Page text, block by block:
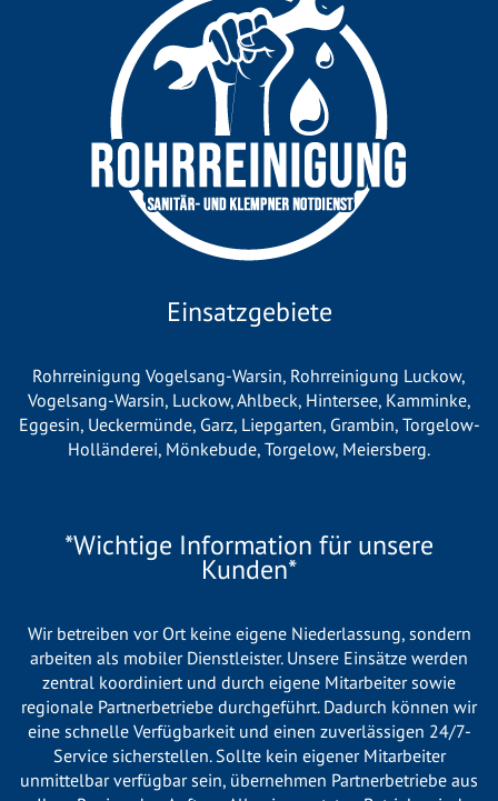
Einsatzgebiete
Rohrreinigung Vogelsang-Warsin, Rohrreinigung Luckow,
Vogelsang-Warsin, Luckow,Ahlbeck, Hintersee, Kamminke,
Eggesin, Ueckermünde, Garz, Liepgarten, Grambin, Torgelow-
Holländerei, Mönkebude, Torgelow, Meiersberg.
*Wichtige Information für unsere
Kunden*
Wir betreiben vor Ort keine eigene Niederlassung, sondern
arbeiten als mobiler Dienstleister. Unsere Einsätze werden
zentral koordiniert und durch eigene Mitarbeiter sowie
regionale Partnerbetriebe durchgeführt. Dadurch können wir
eine schnelle Verfügbarkeit und einen zuverlässigen 24/7-
Service sicherstellen. Sollte kein eigener Mitarbeiter
unmittelbar verfügbar sein, übernehmen Partnerbetriebe aus